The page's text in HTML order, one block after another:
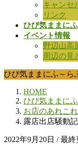
キャンセ
リンク
ひび気ままに
イベント情報
野辺山高
周辺の見
ひび気ままにふ～ら
HOME
ひび気ままに
お店のあれこれ
露店出店騒動記
2022年9月20日 / 最終